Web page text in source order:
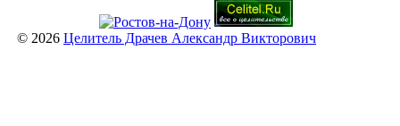
© 2026 Целитель Драчев Александр Викторович